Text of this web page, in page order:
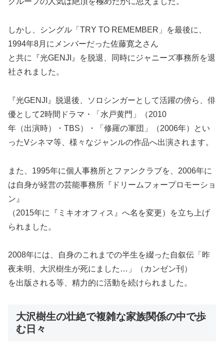
しかし、シングル「TRY TO REMEMBER」を最後に、
1994年8月にメンバーだった佐藤寛之さん
と共に『光GENJI』を脱退、同時にジャニーズ事務所を退
社されました。
『光GENJI』脱退後、ソロシンガーとして活躍の傍ら、俳
優として2時間ドラマ・「水戸黄門」（2010
年（出演時）・TBS）・「修羅の軍団」（2006年）とい
ったVシネマ等、様々なジャンルの作品へ出演されます。
また、1995年に個人事務所とファンクラブを、2006年に
は自身が経営の芸能事務所『ドリームフォープロモーショ
ン』
（2015年に『ミキオオフィス』へ名を変更）を立ち上げ
られました。
2008年には、自身のこれまでの半生を綴った自叙伝「昨
夜未明、大沢樹生が死にました…」（カンゼン刊）
を出版される等、精力的に活動を続けられました。
大沢樹生の壮絶で複雑な家族関係の中で歩
む日々